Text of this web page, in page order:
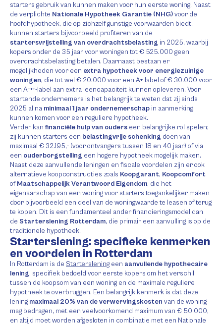
starters gebruik van kunnen maken voor hun eerste woning. Naast
de verplichte Nationale Hypotheek Garantie (NHG)voor de
hoofdhypotheek, die op zichzelf gunstige voorwaarden biedt,
kunnen starters bijvoorbeeld profiteren van de
startersvrijstelling van overdrachtsbelasting in 2025, waarbij
kopers onder de 35 jaar voor woningen tot € 525.000 geen
overdrachtsbelasting betalen. Daarnaast bestaan er
mogelijkheden voor een extra hypotheek voor energiezuinige
woningen, die tot wel € 20.000 voor een A+-label of € 30.000 voor
een A+++-label aan extra leencapaciteit kunnen opleveren. Voor
startende ondernemers is het belangrijk te weten dat zij sinds
2025 al na minimaal 1 jaar ondernemerschap in aanmerking
kunnen komen voor een reguliere hypotheek.
Verder kan financiële hulp van ouders een belangrijke rol spelen;
zij kunnen starters een belastingvrije schenking doen van
maximaal € 32.195,- (voor ontvangers tussen 18 en 40 jaar) of via
een ouderborgstelling een hogere hypotheek mogelijk maken.
Naast deze aanvullende leningen en fiscale voordelen zijn er ook
alternatieve koopconstructies zoals Koopgarant, Koopcomfort
ofMaatschappelijk Verantwoord Eigendom, die het
eigenaarschap van een woning voor starters toegankelijker maken
door bijvoorbeeld een deel van de woningwaarde te leasen of terug
te kopen. Dit is een fundamenteel ander financieringsmodel dan
de Starterslening Rotterdam, die primair een aanvulling is op de
traditionele hypotheek.
Starterslening: specifieke kenmerken
en voordelen in Rotterdam
In Rotterdam is de Starterslening een aanvullende hypothecaire
lening, specifiek bedoeld voor eerste kopers om het verschil
tussen de koopsom van een woning en de maximale reguliere
hypotheek te overbruggen. Een belangrijk kenmerk is dat deze
lening maximaal 20% van de verwervingskosten van de woning
mag bedragen, met een veelvoorkomend maximum van € 50.000,
en altijd moet worden afgesloten in combinatie met een Nationale